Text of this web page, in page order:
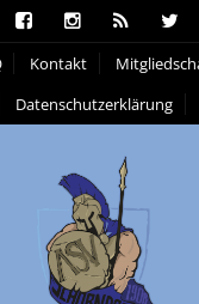
Kontakt
Datenschutzerklärung